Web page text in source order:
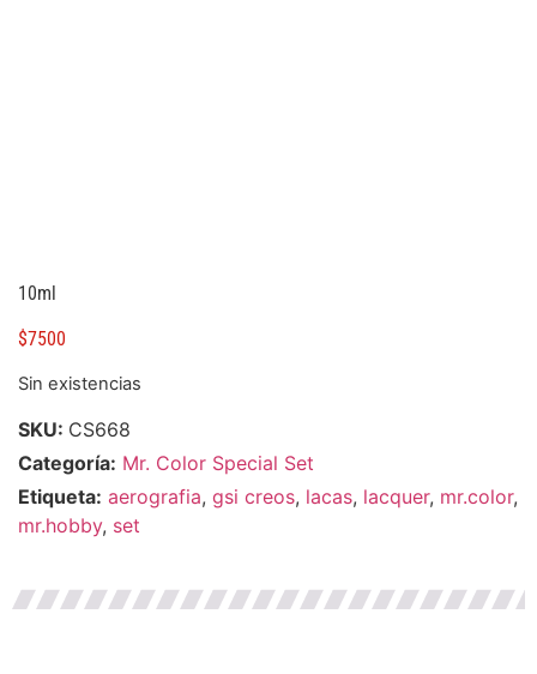
10ml
$7500
Sin existencias
SKU: CS668
Categoría: Mr. Color Special Set
Etiqueta: aerografia, gsi creos, lacas, lacquer, mr.color,
mr.hobby, set